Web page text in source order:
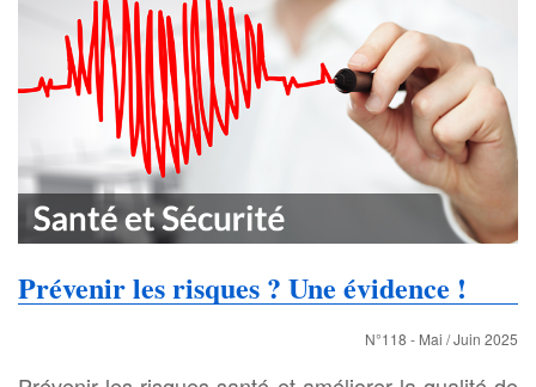
Prévenir les risques ? Une évidence !
N°118 - Mai / Juin 2025